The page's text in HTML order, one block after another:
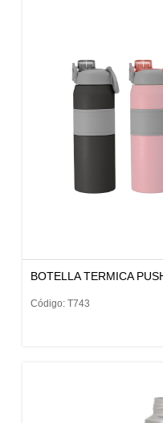
BOTELLA TERMICA
Código: T743